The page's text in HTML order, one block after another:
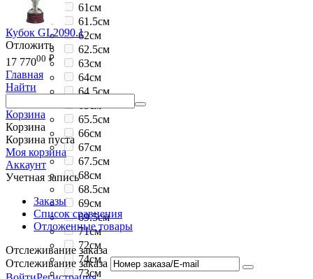
61см
61.5см
62см
62.5см
63см
64см
64.5см
65см
65.5см
66см
67см
67.5см
68см
68.5см
69см
69.5см
71см
72см
74см
73см
Кубок GL2090.1
Отложить
17 77000 ₽
Главная
Найти
Корзина
Корзина
Корзина пуста
Моя корзина
Аккаунт
Учетная запись
Заказы
Список сравнения
Отложенные товары
Отслеживание заказа
Отслеживание заказа